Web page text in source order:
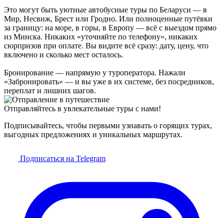
Это могут быть уютные автобусные туры по Беларуси — в
Мир, Несвиж, Брест или Гродно. Или полноценные путёвки
за границу: на море, в горы, в Европу — всё с выездом прямо
из Минска. Никаких «уточняйте по телефону», никаких
сюрпризов при оплате. Вы видите всё сразу: дату, цену, что
включено и сколько мест осталось.
Бронирование — напрямую у туроператора. Нажали
«Забронировать» — и вы уже в их системе, без посредников,
переплат и лишних шагов.
Отправляйтесь в увлекательные туры с нами!
Подписывайтесь, чтобы первыми узнавать о горящих турах,
выгодных предложениях и уникальных маршрутах.
Подписаться на Telegram